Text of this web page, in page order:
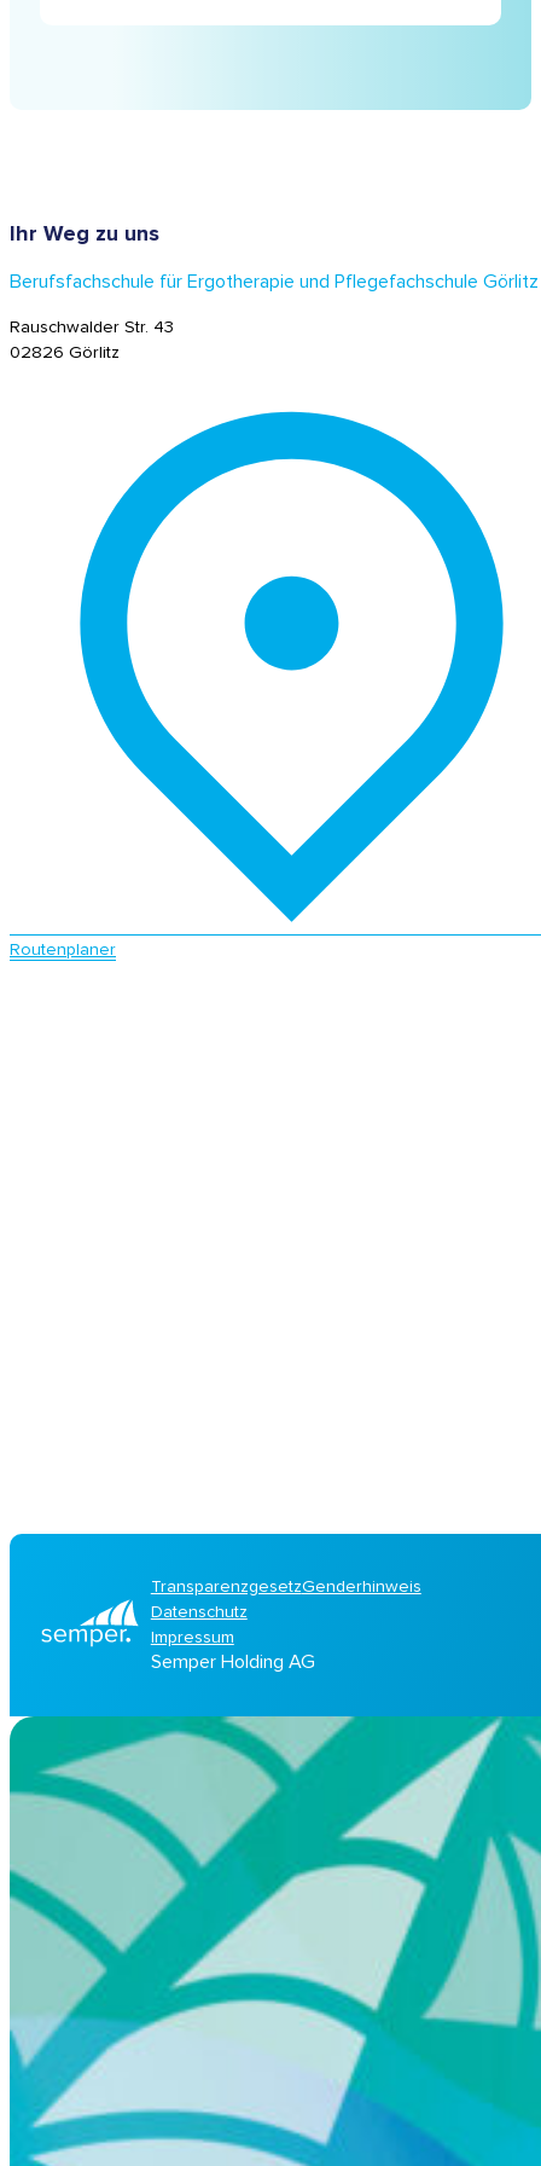
Ihr Weg zu uns
Berufsfachschule für Ergotherapie und Pflegefachschule Görlitz
Rauschwalder Str. 43
02826 Görlitz
Routenplaner
TransparenzgesetzGenderhinweis
Datenschutz
Impressum
Semper Holding AG